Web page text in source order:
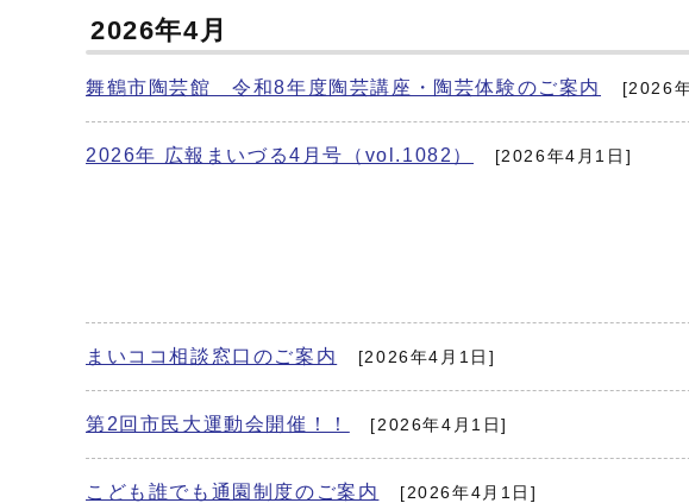
2026年4月
舞鶴市陶芸館 令和8年度陶芸講座・陶芸体験のご案内 [2026
2026年 広報まいづる4月号（vol.1082） [2026年4月1日]
まいココ相談窓口のご案内 [2026年4月1日]
第2回市民大運動会開催！！ [2026年4月1日]
こども誰でも通園制度のご案内 [2026年4月1日]